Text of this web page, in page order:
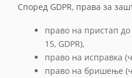
Според GDPR, права за
право на пристап
15, GDPR),
право на исправка
право на бришење